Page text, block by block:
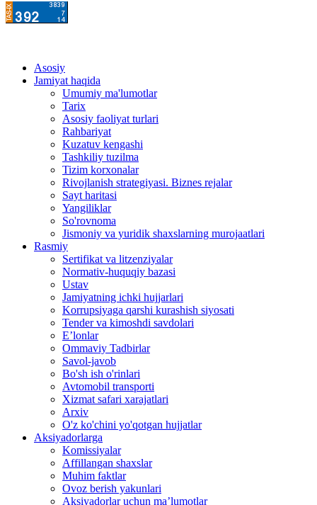
Asosiy
Jamiyat haqida
Umumiy ma'lumotlar
Tarix
Asosiy faoliyat turlari
Rahbariyat
Kuzatuv kengashi
Tashkiliy tuzilma
Tizim korxonalar
Rivojlanish strategiyasi. Biznes rejalar
Sayt haritasi
Yangiliklar
So'rovnoma
Jismoniy va yuridik shaxslarning murojaatlari
Rasmiy
Sertifikat va litzenziyalar
Normativ-huquqiy bazasi
Ustav
Jamiyatning ichki hujjarlari
Korrupsiyaga qarshi kurashish siyosati
Tender va kimoshdi savdolari
E’lonlar
Ommaviy Tadbirlar
Savol-javob
Bo'sh ish o'rinlari
Avtomobil transporti
Xizmat safari xarajatlari
Arxiv
O'z ko'chini yo'qotgan hujjatlar
Aksiyadorlarga
Komissiyalar
Affillangan shaxslar
Muhim faktlar
Ovoz berish yakunlari
Aksiyadorlar uchun ma’lumotlar